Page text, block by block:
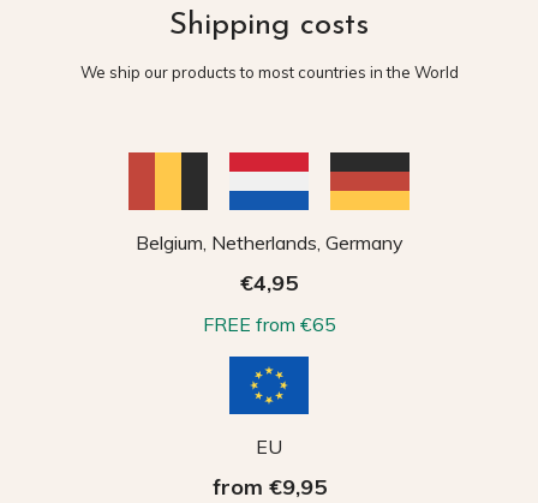
Shipping costs
We ship our products to most countries in the World
Belgium, Netherlands, Germany
€4,95
FREE from €65
EU
from €9,95